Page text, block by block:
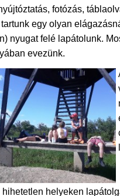
fotózás,
tartunk egy olyan
nyugat felé lapátolunk.
evezünk.
hihetetlen helyeken